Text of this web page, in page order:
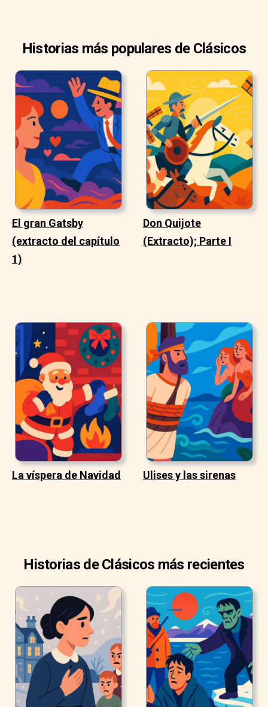
Historias más populares de Clásicos
El gran Gatsby
(extracto del capítulo
1)
Don Quijote
(Extracto); Parte I
La víspera de Navidad Ulises y las sirenas
Historias de Clásicos más recientes